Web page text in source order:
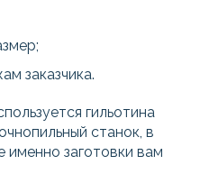
заказчика.
гильотина
станок, в
именно заготовки вам